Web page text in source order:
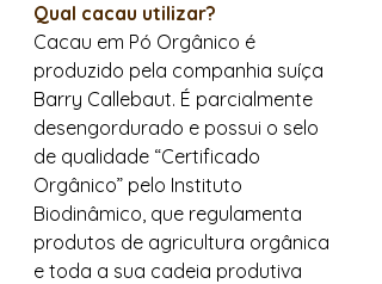
Qual cacau utilizar?
Cacau em Pó Orgânico é
produzido pela companhia suíça
Barry Callebaut. É parcialmente
desengordurado e possui o selo
de qualidade “Certificado
Orgânico” pelo Instituto
Biodinâmico, que regulamenta
produtos de agricultura orgânica
e toda a sua cadeia produtiva